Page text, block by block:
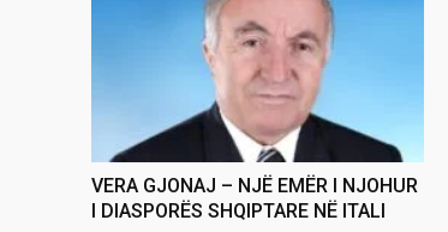
VERA GJONAJ – NJË EMËR I NJOHUR
I DIASPORËS SHQIPTARE NË ITALI